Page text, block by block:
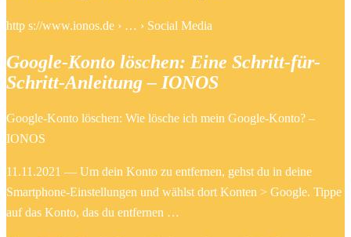
http s://www.ionos.de › … › Social Media
Google-Konto löschen: Eine Schritt-für-
Schritt-Anleitung – IONOS
Google-Konto löschen: Wie lösche ich mein Google-Konto? –
IONOS
11.11.2021 — Um dein Konto zu entfernen, gehst du in deine
Smartphone-Einstellungen und wählst dort Konten > Google. Tippe
auf das Konto, das du entfernen …